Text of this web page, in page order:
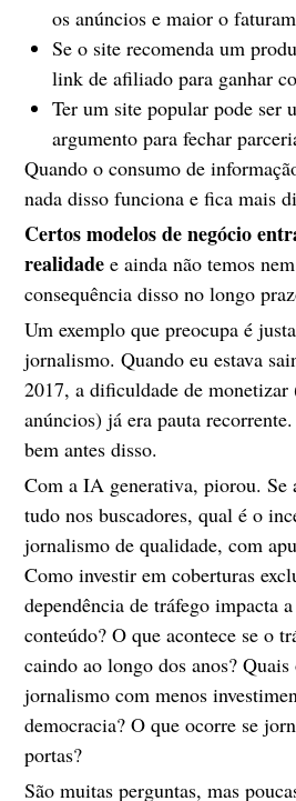
os anúncios e maior o
Se o site recomenda um
link de afiliado para ganhar
Ter um site popular pode ser
argumento para fechar
Quando o consumo de
nada disso funciona e fica mais
Certos modelos de negócio
realidadee ainda não temos
consequência disso no longo
Um exemplo que preocupa é
jornalismo. Quando eu estava
2017, a dificuldade de monetizar
anúncios) já era pauta
bem antes disso.
Com a IA generativa, piorou. Se
tudo nos buscadores, qual é o
jornalismo de qualidade, com
Como investir em coberturas
dependência de tráfego impacta
conteúdo? O que acontece se o
caindo ao longo dos anos?
jornalismo com menos
democracia? O que ocorre se
portas?
São muitas perguntas, mas